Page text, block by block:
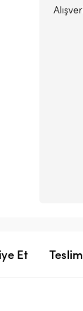
Et